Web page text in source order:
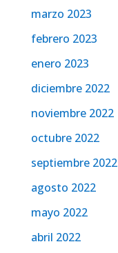
marzo 2023
febrero 2023
enero 2023
diciembre 2022
noviembre 2022
octubre 2022
septiembre 2022
agosto 2022
mayo 2022
abril 2022